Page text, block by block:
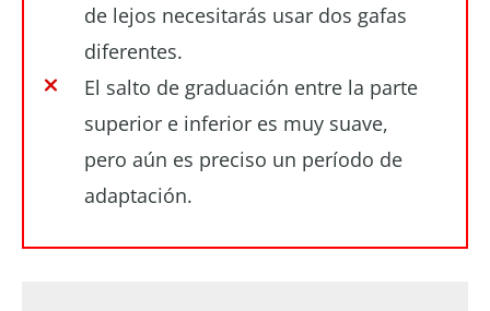
de lejos necesitarás usar dos gafas
diferentes.
El salto de graduación entre la parte
superior e inferior es muy suave,
pero aún es preciso un período de
adaptación.